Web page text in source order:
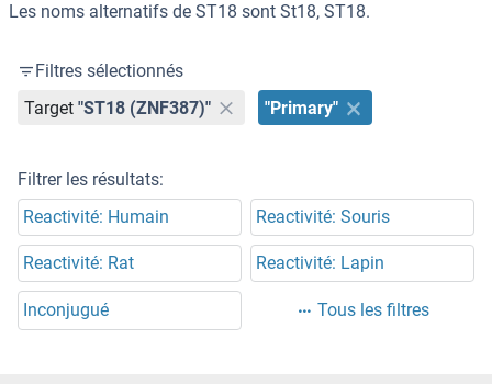
Les noms alternatifs de ST18 sont St18, ST18.
Filtres sélectionnés
Target "ST18 (ZNF387)" "Primary"
Filtrer les résultats:
Reactivité: Humain
Reactivité: Souris
Reactivité: Rat Reactivité: Lapin
Inconjugué Tous les filtres